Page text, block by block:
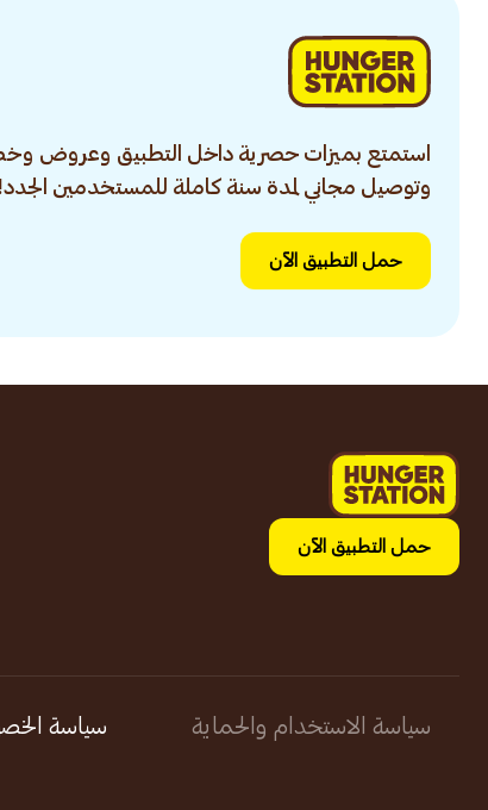
استمتع بميزات حصرية داخل التطبيق وعروض
وتوصيل مجاني لمدة سنة كاملة للمستخدمين الجدد!
حمل التطبيق الآن
حمل التطبيق الآن
سياسة الاستخدام والحماية سياسة